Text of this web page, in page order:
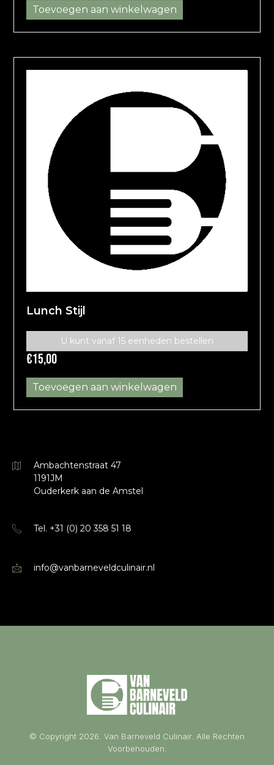
Toevoegen aan winkelwagen
Lunch Stijl
U kunt vanaf 15 eenheden bestellen
€15,00
Toevoegen aan winkelwagen
Ambachtenstraat 47
1191JM
Ouderkerk aan de Amstel
Tel. +31 (0) 20 358 51 18
info@vanbarneveldculinair.nl
© Copyright 2026. Van Barneveld Culinair. Alle Rechten
Voorbehouden.